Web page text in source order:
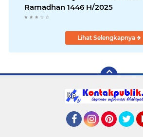
Ramadhan 1446 H/2025
Lihat Selengkapnya